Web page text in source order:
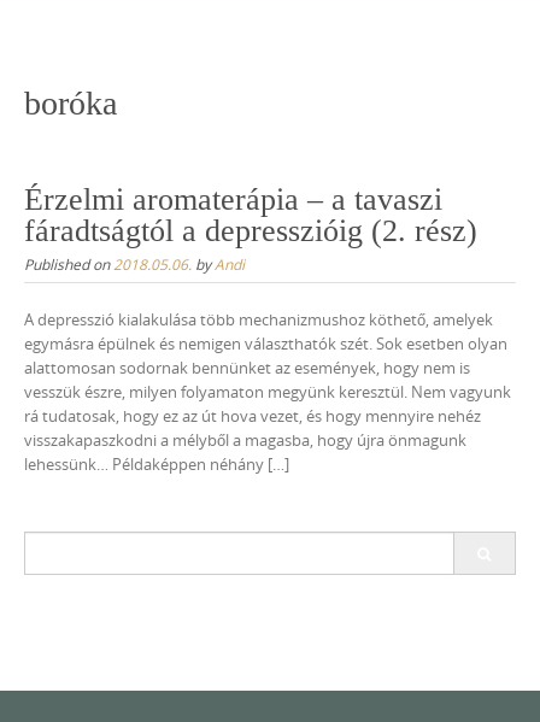
boróka
Érzelmi aromaterápia – a tavaszi
fáradtságtól a depresszióig (2. rész)
Published on2018.05.06. byAndi
A depresszió kialakulása több mechanizmushoz köthető, amelyek
egymásra épülnek és nemigen választhatók szét. Sok esetben olyan
alattomosan sodornak bennünket az események, hogy nem is
vesszük észre, milyen folyamaton megyünk keresztül. Nem vagyunk
rá tudatosak, hogy ez az út hova vezet, és hogy mennyire nehéz
visszakapaszkodni a mélyből a magasba, hogy újra önmagunk
lehessünk… Példaképpen néhány […]